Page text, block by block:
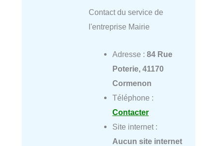
Contact du service de
l'entreprise Mairie
Adresse : 84 Rue
Poterie, 41170
Cormenon
Téléphone :
Contacter
Site internet :
Aucun site internet